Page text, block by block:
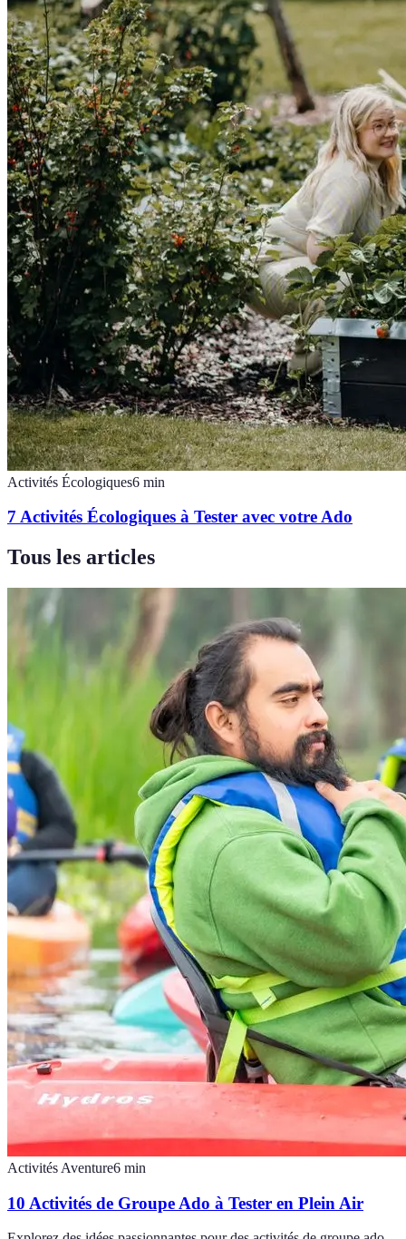
Activités Écologiques6 min
7 Activités Écologiques à Tester avec votre Ado
Tous les articles
Activités Aventure6 min
10 Activités de Groupe Ado à Tester en Plein Air